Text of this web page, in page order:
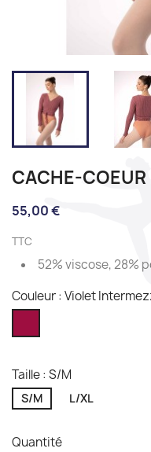
CACHE-
55,00 €
TTC
52% viscose, 28%
Couleur : Violet
Intermezzo
Taille : S/M
S/M L/XL
Quantité